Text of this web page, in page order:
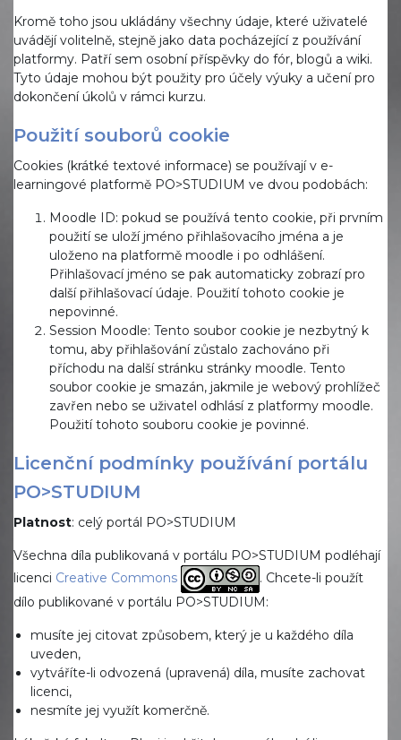
Kromě toho jsou ukládány všechny údaje, které uživatelé
uvádějí volitelně, stejně jako data pocházející z používání
platformy. Patří sem osobní příspěvky do fór, blogů a wiki.
Tyto údaje mohou být použity pro účely výuky a učení pro
dokončení úkolů v rámci kurzu.
Použití souborů cookie
Cookies (krátké textové informace) se používají v e-
learningové platformě PO>STUDIUM ve dvou podobách:
Moodle ID: pokud se používá tento cookie, při prvním
použití se uloží jméno přihlašovacího jména a je
uloženo na platformě moodle i po odhlášení.
Přihlašovací jméno se pak automaticky zobrazí pro
další přihlašovací údaje. Použití tohoto cookie je
nepovinné.
Session Moodle: Tento soubor cookie je nezbytný k
tomu, aby přihlašování zůstalo zachováno při
příchodu na další stránku stránky moodle. Tento
soubor cookie je smazán, jakmile je webový prohlížeč
zavřen nebo se uživatel odhlásí z platformy moodle.
Použití tohoto souboru cookie je povinné.
Licenční podmínky používání portálu
PO>STUDIUM
Platnost: celý portál PO>STUDIUM
Všechna díla publikovaná v portálu PO>STUDIUM podléhají
licenci Creative Commons
. Chcete-li použít
dílo publikované v portálu PO>STUDIUM:
musíte jej citovat způsobem, který je u každého díla
uveden,
vytváříte-li odvozená (upravená) díla, musíte zachovat
licenci,
nesmíte jej využít komerčně.